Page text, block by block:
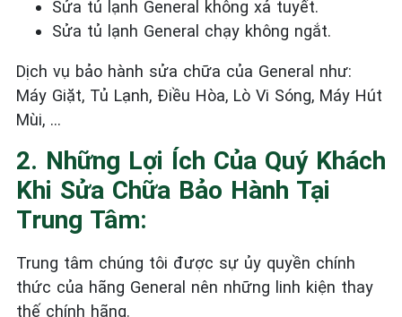
Sửa tủ lạnh General
không xả tuyết.
Sửa tủ lạnh General chạy không ngắt.
Dịch vụ bảo hành sửa chữa của General như:
Máy Giặt, Tủ Lạnh, Điều Hòa, Lò Vi Sóng, Máy Hút
Mùi, …
2. Những Lợi Ích Của Quý Khách
Khi Sửa Chữa Bảo Hành Tại
Trung Tâm:
Trung tâm chúng tôi được sự ủy quyền chính
thức của hãng General nên những linh kiện thay
thế chính hãng.